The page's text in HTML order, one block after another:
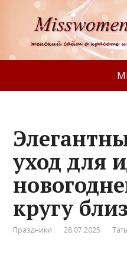
уход для
кругу
Праздники 28.07.2025